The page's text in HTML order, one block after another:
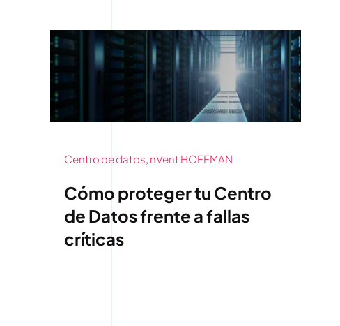
Centro de datos, nVent HOFFMAN
Cómo proteger tu Centro
de Datos frente a fallas
críticas